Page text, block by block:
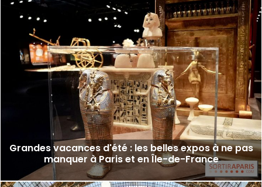
Grandes vacances d'été : les belles expos à ne pas
manquer à Paris et en Île-de-France